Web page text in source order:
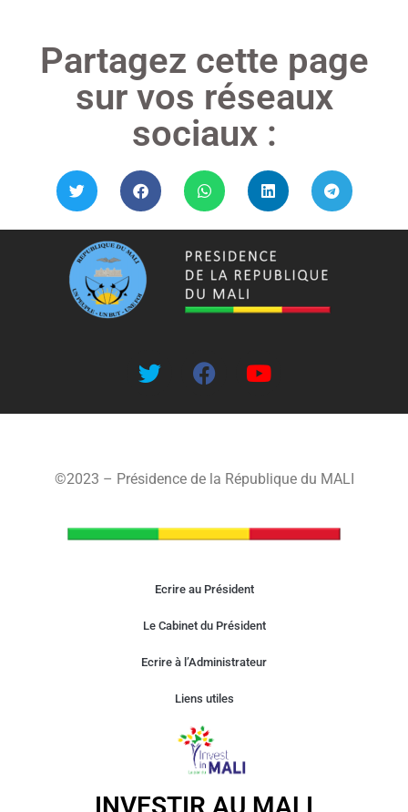
Partagez cette page
sur vos réseaux
sociaux :
©2023 – Présidence de la République du MALI
Ecrire au Président
Le Cabinet du Président
Ecrire à l’Administrateur
Liens utiles
INVESTIR AU MALI